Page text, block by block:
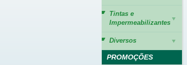
Tintas e
Impermeabilizantes
Diversos
PROMOÇÕES